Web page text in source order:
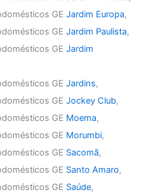
GEJardim Europa,
GEJardim Paulista,
GEJardim
GEJardins,
GEJockey Club,
GE Moema,
GE Morumbi,
GE Sacomã,
GE Santo Amaro,
GE Saúde,